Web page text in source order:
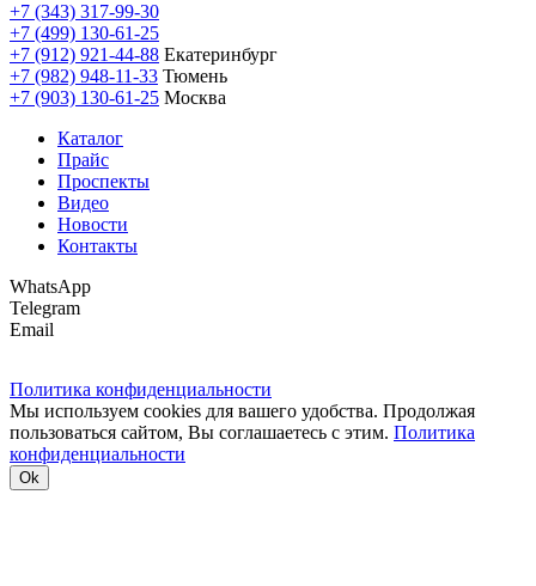
+7 (343) 317-99-30
+7 (499) 130-61-25
+7 (912) 921-44-88 Екатеринбург
+7 (982) 948-11-33 Тюмень
+7 (903) 130-61-25 Москва
Каталог
Прайс
Проспекты
Видео
Новости
Контакты
WhatsApp
Telegram
Email
Политика конфиденциальности
Мы используем cookies для вашего удобства. Продолжая
пользоваться сайтом, Вы соглашаетесь с этим. Политика
конфиденциальности
Ok